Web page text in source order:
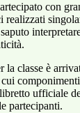
con
realizzati
la classe è
ufficiale
partecipanti.